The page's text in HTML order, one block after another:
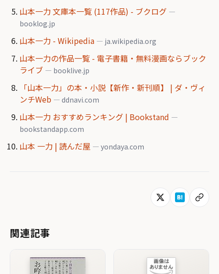
山本一力 文庫本一覧 (117作品) - ブクログ —
booklog.jp
山本一力 - Wikipedia — ja.wikipedia.org
山本一力の作品一覧 - 電子書籍・無料漫画ならブック
ライブ — booklive.jp
「山本一力」の本・小説【新作・新刊順】 | ダ・ヴィ
ンチWeb — ddnavi.com
山本一力 おすすめランキング | Bookstand —
bookstandapp.com
山本 一力 | 読んだ屋 — yondaya.com
関連記事